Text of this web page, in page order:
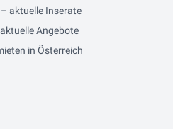
aktuelle Inserate
Angebote
in Österreich